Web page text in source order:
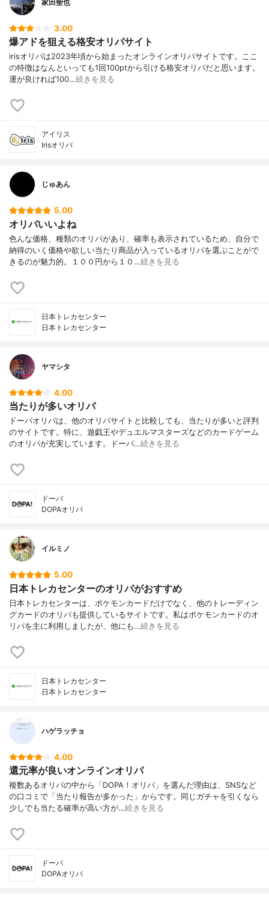
家田聖也
3.00
爆アドを狙える格安オリパサイト
irisオリパは2023年頃から始まったオンラインオリパサイトです。ここ
の特徴はなんといっても1回100ptから引ける格安オリパだと思います。
運が良ければ100…続きを見る
アイリス
Irisオリパ
じゅあん
5.00
オリパいいよね
色んな価格、種類のオリパがあり、確率も表示されているため、自分で
納得のいく価格や欲しい当たり商品が入っているオリパを選ぶことがで
きるのが魅力的。１００円から１０…続きを見る
日本トレカセンター
日本トレカセンター
ヤマシタ
4.00
当たりが多いオリパ
ドーパオリパは、他のオリパサイトと比較しても、当たりが多いと評判
のサイトです。特に、遊戯王やデュエルマスターズなどのカードゲーム
のオリパが充実しています。ドーパ…続きを見る
ドーパ
DOPAオリパ
イルミノ
5.00
日本トレカセンターのオリパがおすすめ
日本トレカセンターは、ポケモンカードだけでなく、他のトレーディン
グカードのオリパも提供しているサイトです。私はポケモンカードのオ
リパを主に利用しましたが、他にも…続きを見る
日本トレカセンター
日本トレカセンター
ハゲラッチョ
4.00
還元率が良いオンラインオリパ
複数あるオリパの中から「DOPA！オリパ」を選んだ理由は、SNSなど
の口コミで「当たり報告が多かった」からです。同じガチャを引くなら
少しでも当たる確率が高い方が…続きを見る
ドーパ
DOPAオリパ